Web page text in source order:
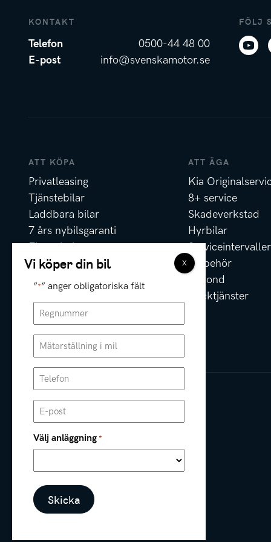
KONTAKT
Telefon
0500-44 48 00
E-post
info@svenskamotor.se
FÖLJ
ATT KÖPA
Privatleasing
Tjänstebilar
Laddbara bilar
7 års nybilsgaranti
Finansiering
Försäkring
Erbjudanden
ATT ÄGA
Kia
8+ service
Skadeverkstad
Hyrbilar
Serviceintervaller
Tillbehör
Rekond
Däcktjänster
Vi köper din bil
”*” anger obligatoriska fält
Regnummer
Mätarställning
Telefon
(obligatorisk)
E-
post
Välj anläggning *